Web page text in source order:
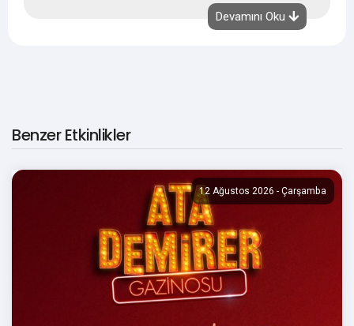
Devamını Oku
Benzer Etkinlikler
12 Ağustos 2026 - Çarşamba